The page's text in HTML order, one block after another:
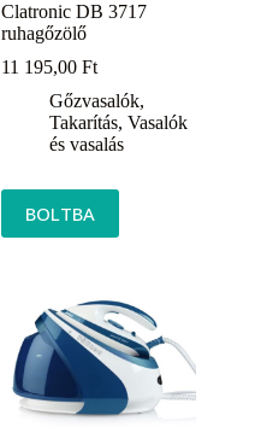
Clatronic DB 3717
ruhagőzölő
11 195,00Ft
Gőzvasalók,
Takarítás,Vasalók
és vasalás
BOLTBA